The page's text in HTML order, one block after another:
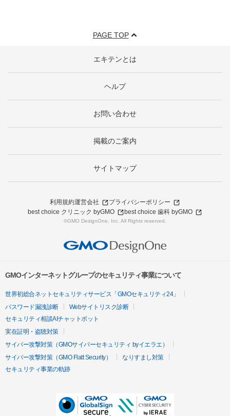
PAGE TOP
エキテンとは
ヘルプ
お問い合わせ
掲載のご案内
サイトマップ
利用規約運営会社
プライバシーポリシー
best choice クリニック byGMO
best choice 歯科 byGMO
©GMO DesignOne, Inc. All Rights reserved.
GMOインターネットグループのセキュリティ事業について
世界初総合ネットセキュリティサービス「GMOセキュリティ24」
パスワード漏洩診断
Webサイトリスク診断
セキュリティ相談AIチャットボット
実在証明・盗聴対策
サイバー攻撃対策（GMOサイバーセキュリティ byイエラエ）
サイバー攻撃対策（GMO Flatt Security）
なりすまし対策
セキュリティ事業の軌跡